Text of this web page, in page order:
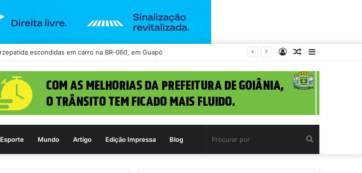
iPhone por dívida de R$ 12 mil em shopping de Goiânia
Barra
Lateral
Artigo
aleatório
Entrar
Esporte Mundo Artigo Edição Impressa Blog
por